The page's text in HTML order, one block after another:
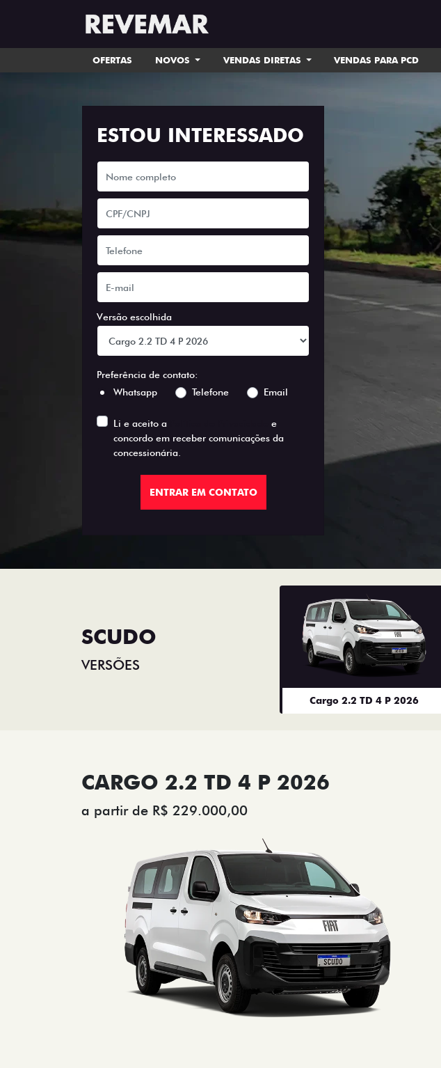
OFERTAS NOVOS VENDAS DIRETAS VENDAS PARA PCD
ESTOU INTERESSADO
Versão escolhida
Preferência de contato:
Whatsapp
Telefone Email
Li e aceito a
e
concordo em receber comunicações da
concessionária.
ENTRAR EM CONTATO
SCUDO
VERSÕES
Cargo 2.2 TD 4 P 2026
CARGO 2.2 TD 4 P 2026
a partir de R$ 229.000,00